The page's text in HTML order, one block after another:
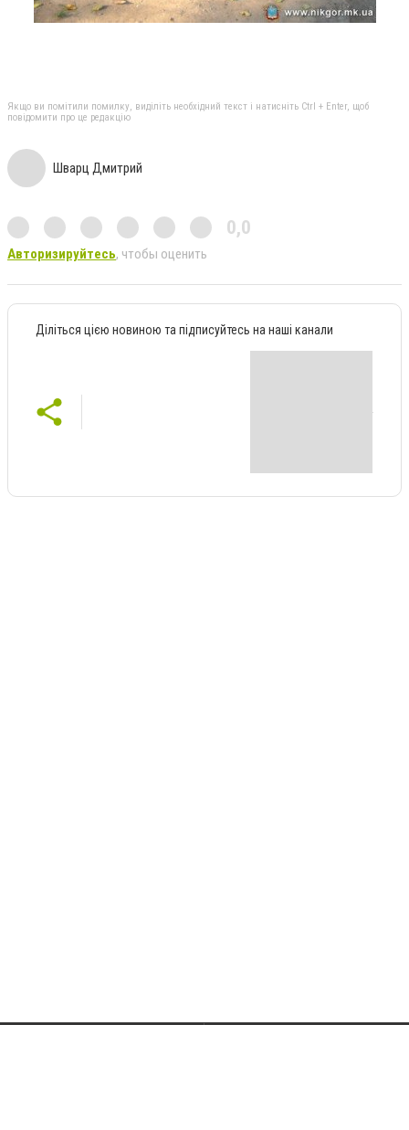
Якщо ви помітили помилку, виділіть необхідний текст і натисніть Ctrl + Enter, щоб
повідомити про це редакцію
Шварц Дмитрий
0,0
Авторизируйтесь, чтобы оценить
Діліться цією новиною та підписуйтесь на наші канали